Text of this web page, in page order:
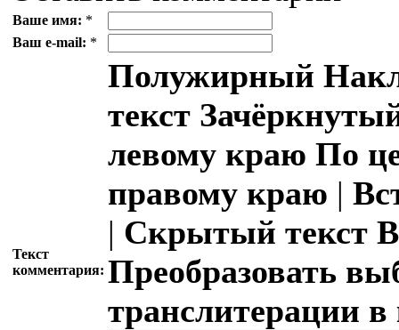
Ваше имя: *
Ваш e-mail: *
Текст
комментария:
Полужирный
текст
левому краю По
правому краю |
| Скрытый текст
Преобразовать
транслитерации